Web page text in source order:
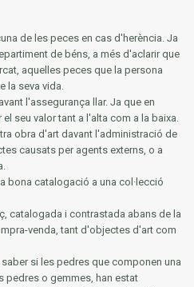
de les peces en cas d'herència. Ja
de béns, a més d'aclarir que
aquelles peces que la persona
la seva vida.
l'assegurança llar. Ja que en
seu valor tant a l'alta com a la baixa.
obra d'art davant l'administració de
causats per agents externs, o a
bona catalogació a una col·lecció
catalogada i contrastada abans de la
venda, tant d'objectes d'art com
si les pedres que componen una
pedres o gemmes, han estat